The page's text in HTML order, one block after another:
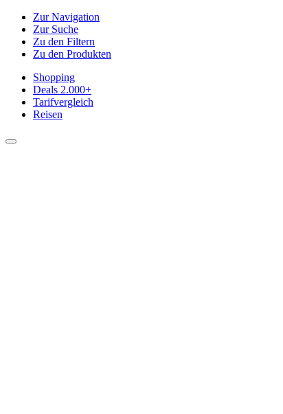
Zur Navigation
Zur Suche
Zu den Filtern
Zu den Produkten
Shopping
Deals 2.000+
Tarifvergleich
Reisen